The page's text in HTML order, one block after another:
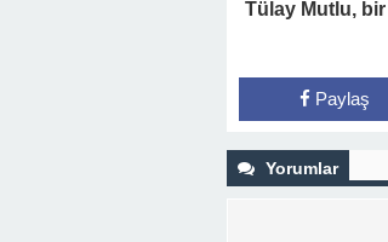
Tülay Mutlu,
Paylaş
Yorumlar